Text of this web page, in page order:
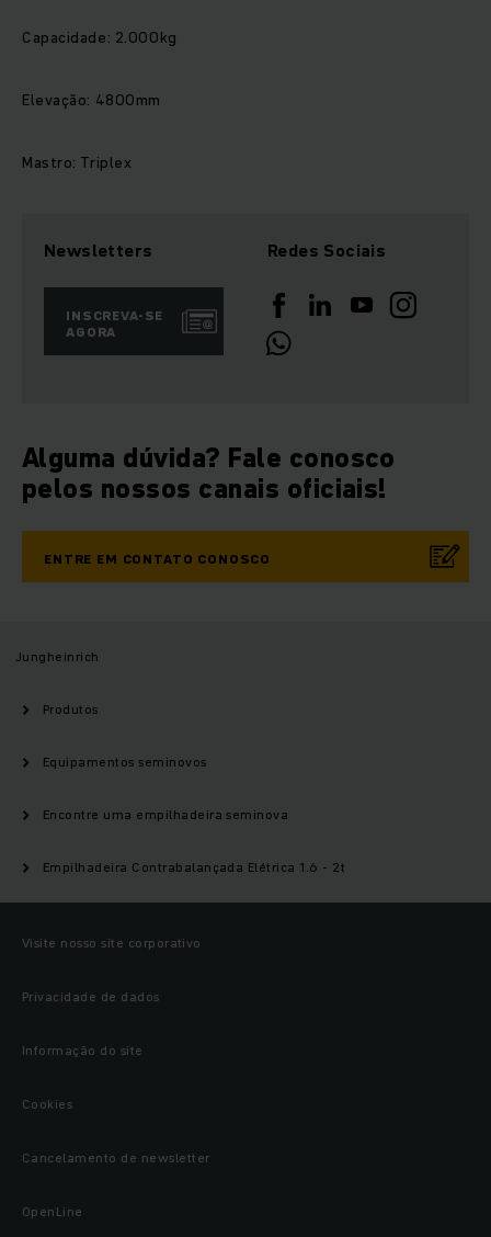
Capacidade: 2.000kg
Elevação: 4800mm
Mastro: Triplex
Newsletters
INSCREVA-SE
AGORA
Redes Sociais
Alguma dúvida? Fale conosco
pelos nossos canais oficiais!
ENTRE EM CONTATO CONOSCO
Jungheinrich
Produtos
Equipamentos seminovos
Encontre uma empilhadeira seminova
Empilhadeira Contrabalançada Elétrica 1.6 - 2t
Visite nosso site corporativo
Privacidade de dados
Informação do site
Cookies
Cancelamento de newsletter
OpenLine